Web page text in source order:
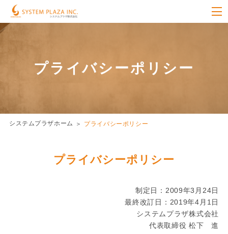
プライバシーポリシー
システムプラザホーム プライバシーポリシー
プライバシーポリシー
制定日：2009年3月24日
最終改訂日：2019年4月1日
システムプラザ株式会社
代表取締役 松下 進